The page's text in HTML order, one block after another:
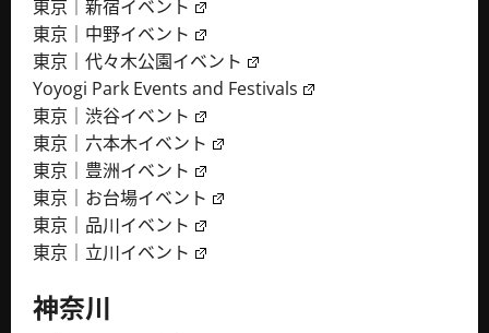
東京｜新宿イベント
東京｜中野イベント
東京｜代々木公園イベント
Yoyogi Park Events and Festivals
東京｜渋谷イベント
東京｜六本木イベント
東京｜豊洲イベント
東京｜お台場イベント
東京｜品川イベント
東京｜立川イベント
神奈川